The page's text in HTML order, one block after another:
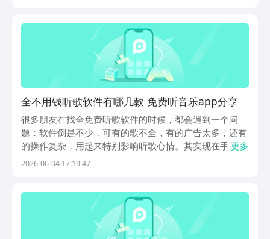
载...
全不用钱听歌软件有哪几款 免费听音乐app分享
很多朋友在找全免费听歌软件的时候，都会遇到一个问
题：软件倒是不少，可有的歌不全，有的广告太多，还有
的操作复杂，用起来特别影响听歌心情。其实现在手机上
的音乐应用已经越来越丰富，只要找对平台，发现好软件
执...
更多
2026-06-04 17:19:47